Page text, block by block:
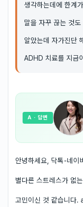
생각하는데에 한계
말을 자꾸 끊는 것
알았는데 자가진단
ADHD 치료를 지금
A · 답변
안녕하세요, 닥톡-네이
별다른 스트레스가 없
고민이신 것 같습니다.